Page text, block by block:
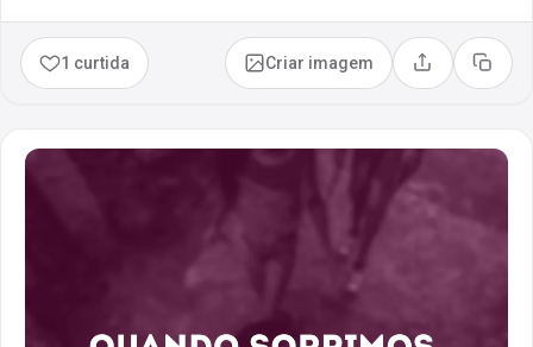
1 curtida Criar imagem Compartilhar
Copiar